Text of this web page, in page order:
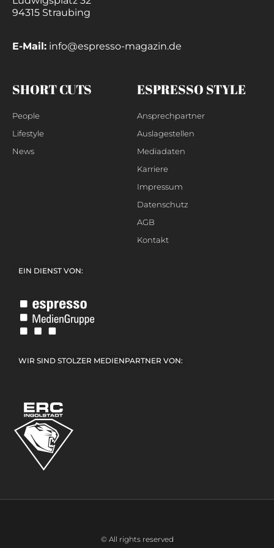
94315 Straubing
E-Mail: info@espresso-magazin.de
SHORT CUTS
People
Lifestyle
News
ESPRESSO STYLE
Ansprechpartner
Auslagestellen
Mediadaten
Karriere
Impressum
Datenschutz
AGB
Kontakt
EIN DIENST VON:
WIR SIND STOLZER MEDIENPARTNER VON:
© All rights reserved